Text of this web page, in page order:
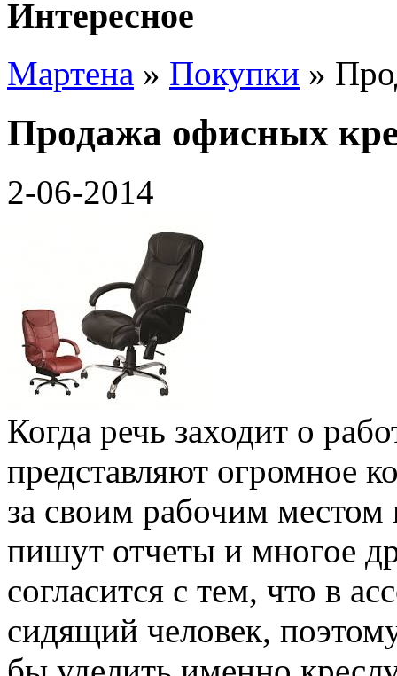
Интересное
Мартена » Покупки »
Продажа офисных
2-06-2014
Когда речь заходит о
представляют огромное
за своим рабочим
пишут отчеты и многое
согласится с тем, что в
сидящий человек,